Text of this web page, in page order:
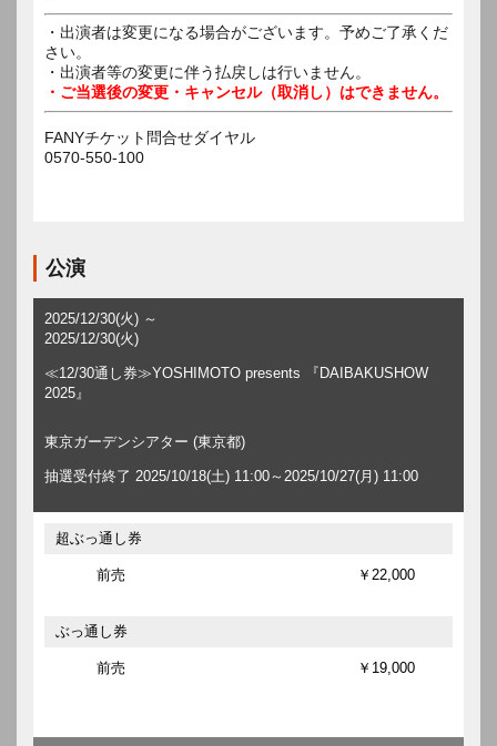
・出演者は変更になる場合がございます。予めご了承くだ
さい。
・出演者等の変更に伴う払戻しは行いません。
・ご当選後の変更・キャンセル（取消し）はできません。
FANYチケット問合せダイヤル
0570-550-100
公演
2025/12/30(火) ～
2025/12/30(火)
≪12/30通し券≫YOSHIMOTO presents 『DAIBAKUSHOW
2025』
東京ガーデンシアター (東京都)
抽選受付終了 2025/10/18(土) 11:00～2025/10/27(月) 11:00
超ぶっ通し券
前売 ￥22,000
ぶっ通し券
前売 ￥19,000